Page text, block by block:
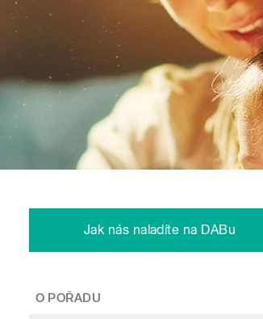
Jak nás naladíte na DABu
O POŘADU